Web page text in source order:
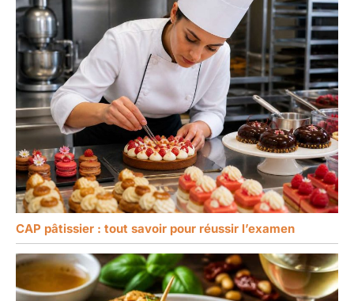
CAP pâtissier : tout savoir pour réussir l’examen